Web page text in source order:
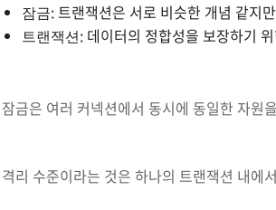
잠금: 트랜잭션은 서로 비슷한 개념 같지
트랜잭션: 데이터의 정합성을 보장하기
잠금은 여러 커넥션에서 동시에 동일한 자원
격리 수준이라는 것은 하나의 트랜잭션 내에